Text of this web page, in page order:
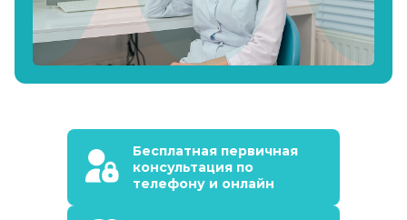
Бесплатная первичная
консультация по
телефону и онлайн